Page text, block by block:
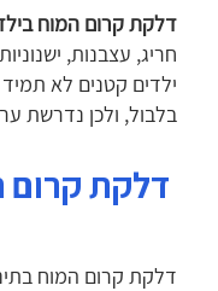
דלקת קרום המוח
חריג, עצבנות,
ילדים קטנים לא
בלבול, ולכן נדרשת
דלקת קרום
דלקת קרום המוח